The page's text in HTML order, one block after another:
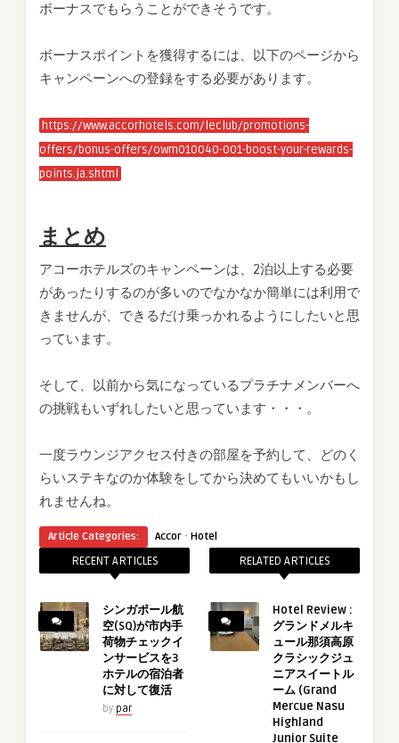
ボーナスでもらうことができそうです。
ボーナスポイントを獲得するには、以下のページから
キャンペーンへの登録をする必要があります。
https://www.accorhotels.com/leclub/promotions-
offers/bonus-offers/owm010040-001-boost-your-rewards-
points.ja.shtml
まとめ
アコーホテルズのキャンペーンは、2泊以上する必要
があったりするのが多いのでなかなか簡単には利用で
きませんが、できるだけ乗っかれるようにしたいと思
っています。
そして、以前から気になっているプラチナメンバーへ
の挑戦もいずれしたいと思っています・・・。
一度ラウンジアクセス付きの部屋を予約して、どのく
らいステキなのか体験をしてから決めてもいいかもし
れませんね。
Article Categories: Accor · Hotel
RECENT ARTICLES
シンガポール航
空(SQ)が市内手
荷物チェックイ
ンサービスを3
ホテルの宿泊者
に対して復活
by par
RELATED ARTICLES
Hotel Review :
グランドメルキ
ュール那須高原
クラシックジュ
ニアスイートル
ーム (Grand
Mercue Nasu
Highland
Junior Suite